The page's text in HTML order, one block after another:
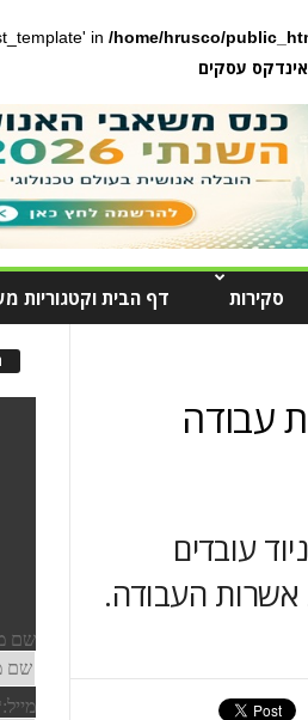
in /home/hrusco/
אינדקס עסקים
סקירות דף הבית וקטגוריות
עבודה
עובדים
אשרות העבודה.